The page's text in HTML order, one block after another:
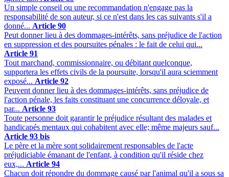
Un simple conseil ou une recommandation n'engage pas la
responsabilité de son auteur, si ce n'est dans les cas suivants s'il a
donné... Article 90
Peut donner lieu à des dommages-intérêts, sans préjudice de l'action
en suppression et des poursuites pénales : le fait de celui qui...
Article 91
Tout marchand, commissionnaire, ou débitant quelconque,
supportera les effets civils de la poursuite, lorsqu'il aura sciemment
exposé... Article 92
Peuvent donner lieu à des dommages-intérêts, sans préjudice de
l'action pénale, les faits constituant une concurrence déloyale, et
par... Article 93
Toute personne doit garantir le préjudice résultant des malades et
handicapés mentaux qui cohabitent avec elle; même majeurs sauf...
Article 93 bis
Le père et la mère sont solidairement responsables de l'acte
préjudiciable émanant de l'enfant, à condition qu'il réside chez
eux,... Article 94
Chacun doit répondre du dommage causé par l'animal qu'il a sous sa